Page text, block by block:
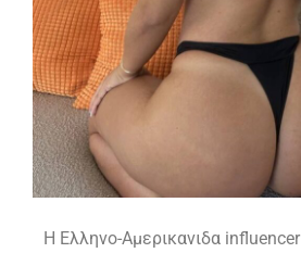
H Ελληνο-Αμερικανιδα influencer